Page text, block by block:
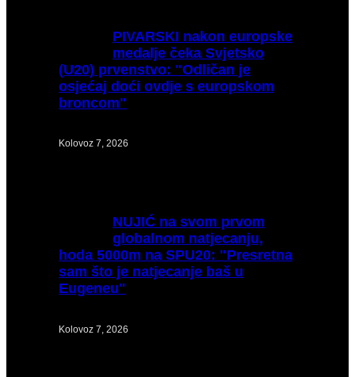
PIVARSKI nakon europske
medalje čeka Svjetsko
(U20) prvenstvo: "Odličan je
osjećaj doći ovdje s europskom
broncom"
Kolovoz 7, 2026
NUJIĆ na svom prvom
globalnom natjecanju,
hoda 5000m na SPU20: "Presretna
sam što je natjecanje baš u
Eugeneu"
Kolovoz 7, 2026